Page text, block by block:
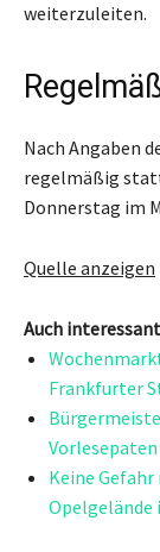
weiterzuleiten.
Nach Angaben
regelmäßig
Donnerstag im
Quelle anzeigen
Auch
Frankfurter
Vorlesepaten
Keine
Opelgelände